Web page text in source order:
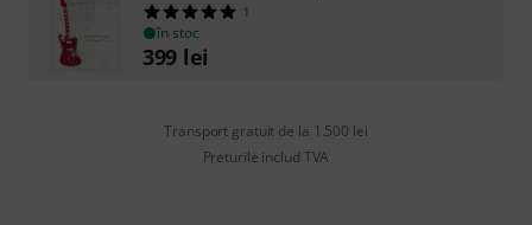
1
în stoc
399 lei
Transport gratuit de la 1.500 lei
Preturile includ TVA